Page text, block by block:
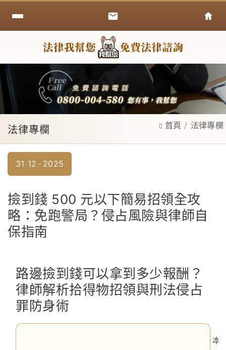
法律專欄 首頁 法律專欄
31 12 2025
撿到錢 500 元以下簡易招領全攻
略：免跑警局？侵占風險與律師自
保指南
路邊撿到錢可以拿到多少報酬？
律師解析拾得物招領與刑法侵占
罪防身術
本